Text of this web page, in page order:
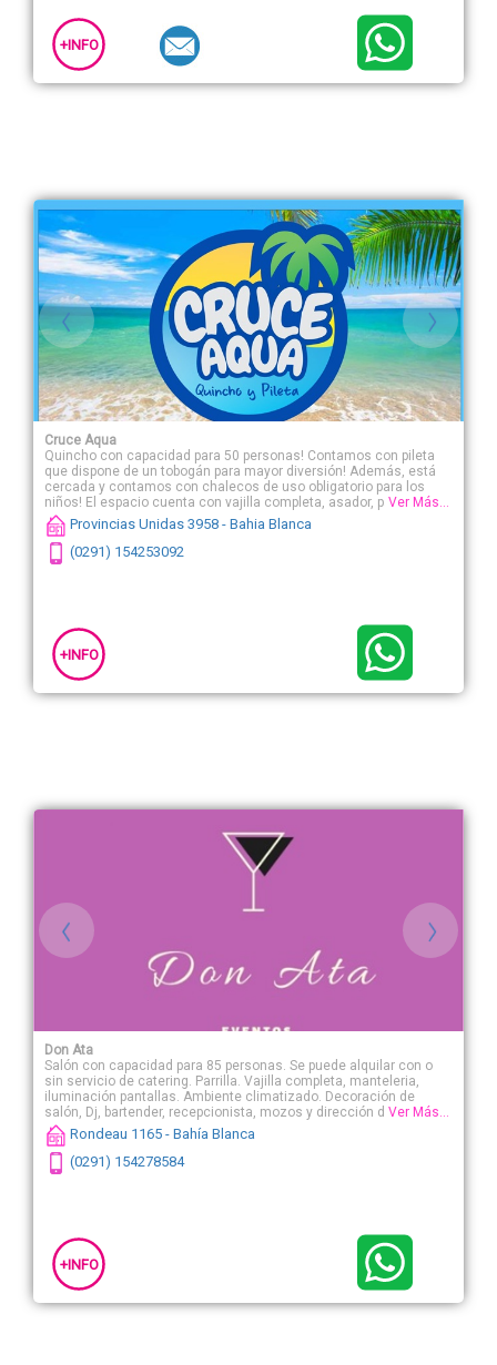
+INFO
Cruce Aqua
Quincho con capacidad para 50 personas! Contamos con pileta
que dispone de un tobogán para mayor diversión! Además, está
cercada y contamos con chalecos de uso obligatorio para los
niños! El espacio cuenta con vajilla completa, asador, parrilla
doble, heladeras y freezer. Además, podés hacer uno de TV,
parlante y wi-fi.
Ver Más...
Provincias Unidas 3958 - Bahia Blanca
(0291) 154253092
+INFO
Don Ata
Salón con capacidad para 85 personas. Se puede alquilar con o
sin servicio de catering. Parrilla. Vajilla completa, manteleria,
iluminación pantallas. Ambiente climatizado. Decoración de
salón, Dj, bartender, recepcionista, mozos y dirección de fiesta
incluido.
Ver Más...
Rondeau 1165 - Bahía Blanca
(0291) 154278584
+INFO